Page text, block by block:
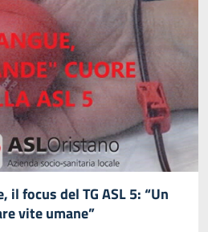
il focus del TG ASL 5: “Un
vite umane”